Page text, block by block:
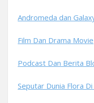
Andromeda dan
Film Dan Drama Movie
Podcast Dan Berita
Seputar Dunia Flora Di